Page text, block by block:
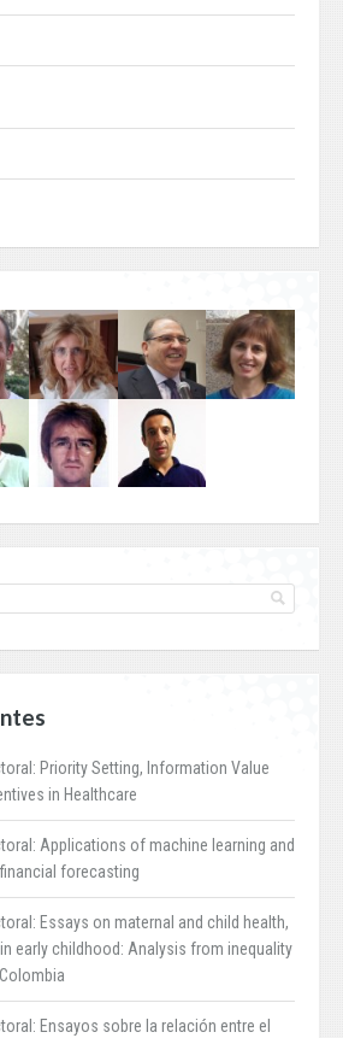
Priority Setting, Information Value
in Healthcare
Applications of machine learning and
forecasting
Essays on maternal and child health,
early childhood: Analysis from inequality
Ensayos sobre la relación entre el